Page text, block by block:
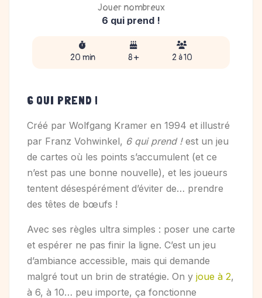
Jouer nombreux
6 qui prend !
20 min 8 + 2 à 10
6 QUI PREND !
Créé par Wolfgang Kramer en 1994 et illustré
par Franz Vohwinkel, 6 qui prend !est un jeu
de cartes où les points s’accumulent (et ce
n’est pas une bonne nouvelle), et les joueurs
tentent désespérément d’éviter de… prendre
des têtes de bœufs !
Avec ses règles ultra simples : poser une carte
et espérer ne pas finir la ligne. C’est un jeu
d’ambiance accessible, mais qui demande
malgré tout un brin de stratégie. On y joue à 2,
à 6, à 10… peu importe, ça fonctionne